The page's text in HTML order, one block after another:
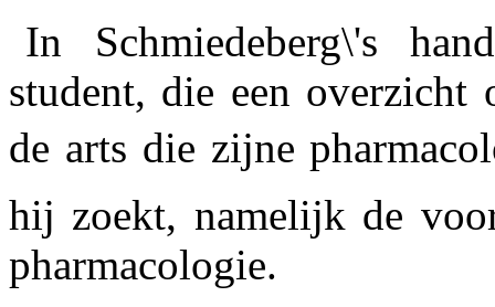
In Schmiedeberg\'s
student, die een
de arts die zijne
hij zoekt, namelijk de
pharmacologie.